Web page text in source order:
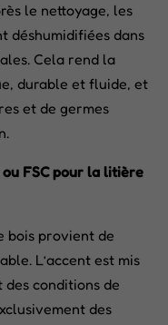
le nettoyage, les
déshumidifiées dans
Cela rend la
durable et fluide, et
et de germes
FSC pour la litière
bois provient de
L’accent est mis
conditions de
des